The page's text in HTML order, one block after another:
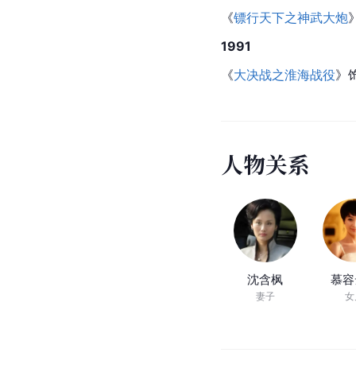
《镖行天下之神武大炮
1991
《大决战之淮海战役》
人物关系
沈含枫
妻子
慕